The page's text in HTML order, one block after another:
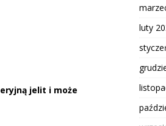
jelit i może
luty